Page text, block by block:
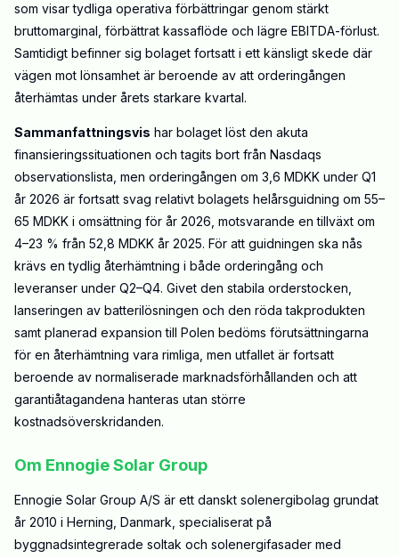
som visar tydliga operativa förbättringar genom stärkt
bruttomarginal, förbättrat kassaflöde och lägre EBITDA-förlust.
Samtidigt befinner sig bolaget fortsatt i ett känsligt skede där
vägen mot lönsamhet är beroende av att orderingången
återhämtas under årets starkare kvartal.
Sammanfattningsvis har bolaget löst den akuta
finansieringssituationen och tagits bort från Nasdaqs
observationslista, men orderingången om 3,6 MDKK under Q1
år 2026 är fortsatt svag relativt bolagets helårsguidning om 55–
65 MDKK i omsättning för år 2026, motsvarande en tillväxt om
4–23 % från 52,8 MDKK år 2025. För att guidningen ska nås
krävs en tydlig återhämtning i både orderingång och
leveranser under Q2–Q4. Givet den stabila orderstocken,
lanseringen av batterilösningen och den röda takprodukten
samt planerad expansion till Polen bedöms förutsättningarna
för en återhämtning vara rimliga, men utfallet är fortsatt
beroende av normaliserade marknadsförhållanden och att
garantiåtagandena hanteras utan större
kostnadsöverskridanden.
Om Ennogie Solar Group
Ennogie Solar Group A/S är ett danskt solenergibolag grundat
år 2010 i Herning, Danmark, specialiserat på
byggnadsintegrerade soltak och solenergifasader med